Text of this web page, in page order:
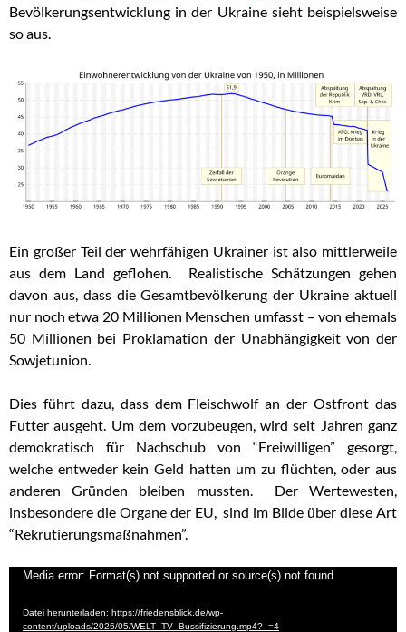
Bevölkerungsentwicklung in der Ukraine sieht beispielsweise
so aus.
Ein großer Teil der wehrfähigen Ukrainer ist also mittlerweile
aus dem Land geflohen. Realistische Schätzungen gehen
davon aus, dass die Gesamtbevölkerung der Ukraine aktuell
nur noch etwa 20 Millionen Menschen umfasst – von ehemals
50 Millionen bei Proklamation der Unabhängigkeit von der
Sowjetunion.
Dies führt dazu, dass dem Fleischwolf an der Ostfront das
Futter ausgeht. Um dem vorzubeugen, wird seit Jahren ganz
demokratisch für Nachschub von “Freiwilligen” gesorgt,
welche entweder kein Geld hatten um zu flüchten, oder aus
anderen Gründen bleiben mussten. Der Wertewesten,
insbesondere die Organe der EU, sind im Bilde über diese Art
“Rekrutierungsmaßnahmen”.
Video-
Media error: Format(s) not supported or source(s) not found
Datei herunterladen: https://friedensblick.de/wp-
content/uploads/2026/05/WELT_TV_Bussifizierung.mp4?_=4